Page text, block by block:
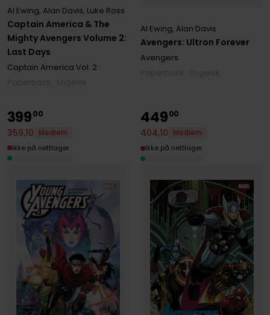
Captain America & The
Mighty Avengers Volume 2:
Last Days
Al Ewing, Alan Davis, Luke Ross
Captain America Vol. 2
Avengers: Ultron Forever
Al Ewing,Alan Davis
Avengers
39900
359,10
Medlem
Ikke på nettlager
44900
404,10
Medlem
Ikke på nettlager